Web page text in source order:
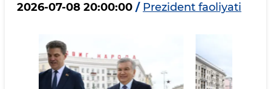
2026-07-08 20:00:00 / Prezident faoliyati